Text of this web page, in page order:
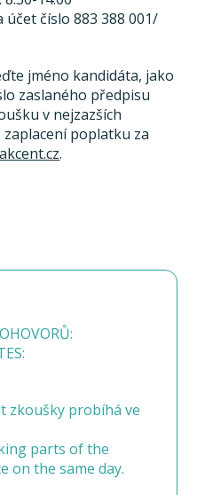
číslo 883 388 001/
jméno kandidáta, jako
zaslaného předpisu
v nejzazších
poplatku za
.
zkoušky probíhá ve
parts of the
on the same day.